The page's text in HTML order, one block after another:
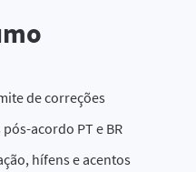
de correções
pós-acordo PT e BR
hífens e acentos